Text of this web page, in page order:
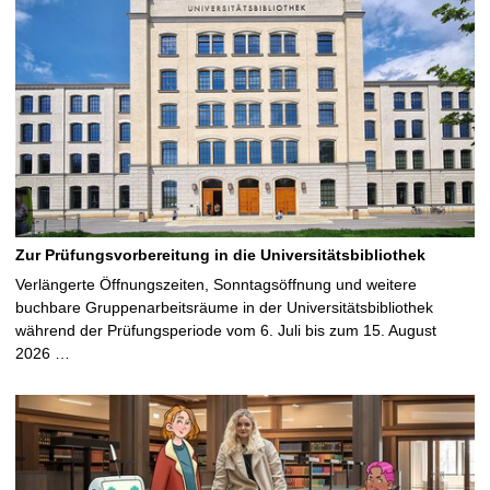
Zur Prüfungsvorbereitung in die Universitätsbibliothek
Verlängerte Öffnungszeiten, Sonntagsöffnung und weitere
buchbare Gruppenarbeitsräume in der Universitätsbibliothek
während der Prüfungsperiode vom 6. Juli bis zum 15. August
2026 …